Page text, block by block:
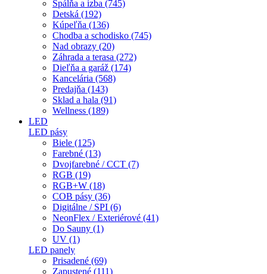
Spálňa a izba (745)
Detská (192)
Kúpeľňa (136)
Chodba a schodisko (745)
Nad obrazy (20)
Záhrada a terasa (272)
Dieľňa a garáž (174)
Kancelária (568)
Predajňa (143)
Sklad a hala (91)
Wellness (189)
LED
LED pásy
Biele (125)
Farebné (13)
Dvojfarebné / CCT (7)
RGB (19)
RGB+W (18)
COB pásy (36)
Digitálne / SPI (6)
NeonFlex / Exteriérové (41)
Do Sauny (1)
UV (1)
LED panely
Prisadené (69)
Zapustené (111)